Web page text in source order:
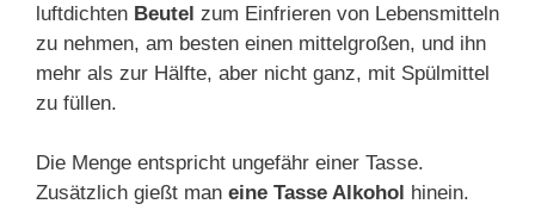
luftdichten Beutel zum Einfrieren von Lebensmitteln
zu nehmen, am besten einen mittelgroßen, und ihn
mehr als zur Hälfte, aber nicht ganz, mit Spülmittel
zu füllen.
Die Menge entspricht ungefähr einer Tasse.
Zusätzlich gießt man eine Tasse Alkohol
hinein.